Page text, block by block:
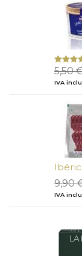
con
5
5,50
IVA
9,90
IVA